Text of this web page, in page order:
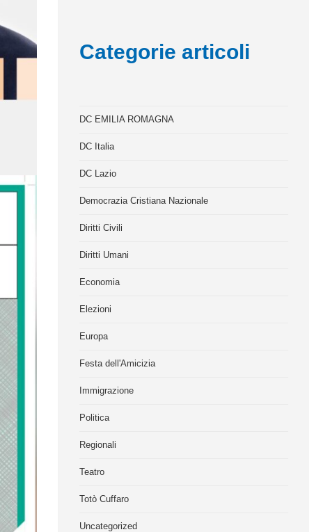
Categorie articoli
DC EMILIA ROMAGNA
DC Italia
DC Lazio
Democrazia Cristiana Nazionale
Diritti Civili
Diritti Umani
Economia
Elezioni
Europa
Festa dell'Amicizia
Immigrazione
Politica
Regionali
Teatro
Totò Cuffaro
Uncategorized